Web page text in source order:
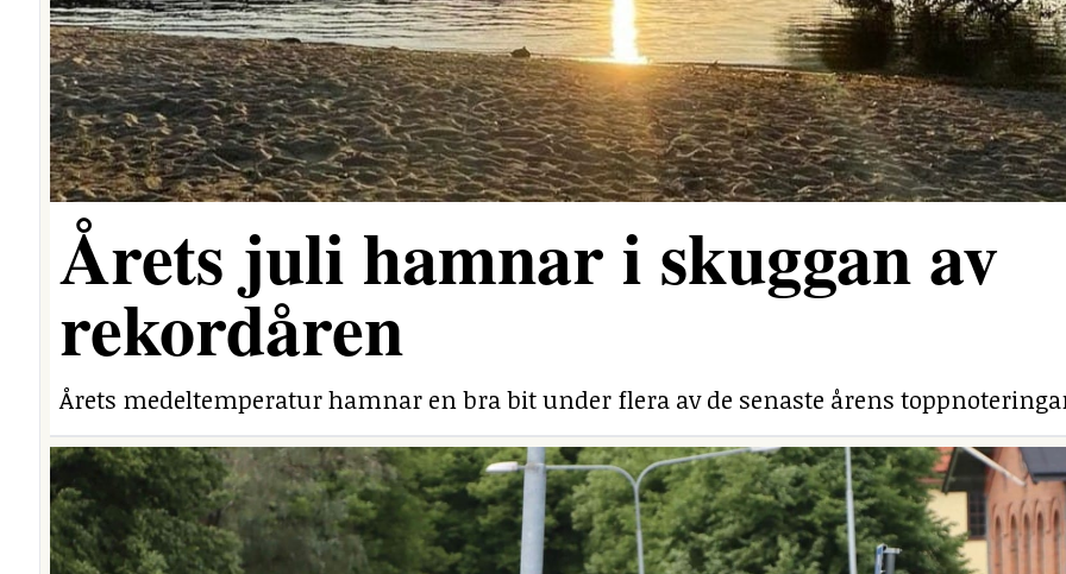
Årets juli hamnar i skuggan av
rekordåren
Årets medeltemperatur hamnar en bra bit under flera av de senaste årens